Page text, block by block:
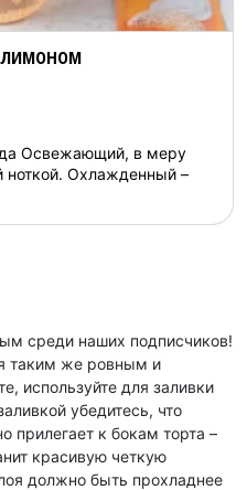
Освежающий, в меру
ноткой. Охлажденный –
среди наших подписчиков!
таким же ровным и
используйте для заливки
убедитесь, что
прилегает к бокам торта –
красивую четкую
должно быть прохладнее